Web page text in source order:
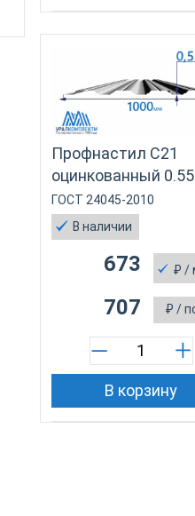
Профнастил С21
оцинкованный 0.55
ГОСТ 24045-2010
В наличии
₽ /
673
₽ /
707
В корзину